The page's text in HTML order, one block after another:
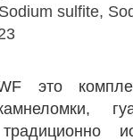
Sodium sulfite,
это
камнеломки,